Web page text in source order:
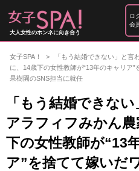
大人女性のホンネに向き合う
ロ
会
女子SPA！
「もう結婚できない」と言
に、14歳下の女性教師が“13年のキャリア”
果樹園のSNS担当に就任
「もう結婚できな
アラフィフみかん
下の女性教師が“13
ア”を捨てて嫁いだ